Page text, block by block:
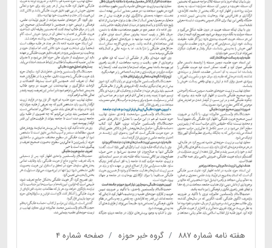
هفته نامه شماره ۸۸۷ گروه خبر حوزه صفحه شماره ۴